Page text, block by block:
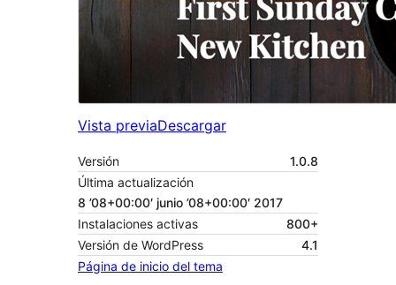
Vista previaDescargar
Versión
1.0.8
Última actualización
8 ’08+00:00′ junio ’08+00:00′ 2017
Instalaciones activas
800+
Versión de WordPress
4.1
Página de inicio del tema